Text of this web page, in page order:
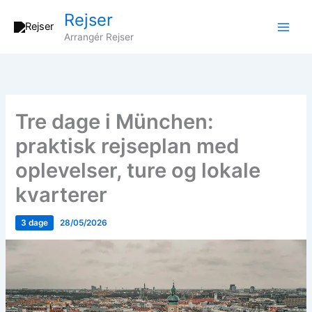
Rejser
Arrangér Rejser
Tre dage i München:
praktisk rejseplan med
oplevelser, ture og lokale
kvarterer
3 dage 28/05/2026